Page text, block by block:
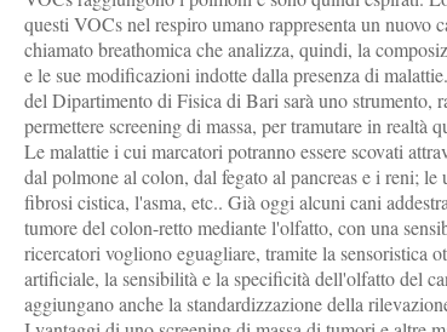
questi VOCs nel respiro umano rappresenta un nuovo
chiamato breathomica che analizza, quindi, la
e le sue modificazioni indotte dalla presenza di
del Dipartimento di Fisica di Bari sarà uno strumento,
permettere screening di massa, per tramutare in realtà
Le malattie i cui marcatori potranno essere scovati
dal polmone al colon, dal fegato al pancreas e i reni; le
fibrosi cistica, l'asma, etc.. Già oggi alcuni cani
tumore del colon-retto mediante l'olfatto, con una
ricercatori vogliono eguagliare, tramite la sensoristica
artificiale, la sensibilità e la specificità dell'olfatto del
aggiungano anche la standardizzazione della